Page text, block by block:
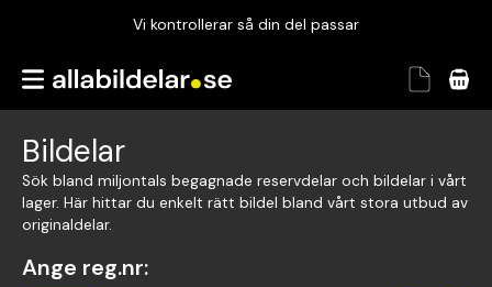
Vi kontrollerar så din del passar
Garanterad passform
Bildelar
Sök bland miljontals begagnade reservdelar och bildelar i vårt
lager. Här hittar du enkelt rätt bildel bland vårt stora utbud av
originaldelar.
Ange reg.nr: